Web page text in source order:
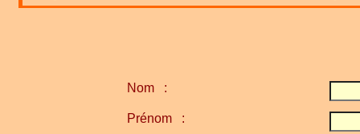
Nom :
Prénom :